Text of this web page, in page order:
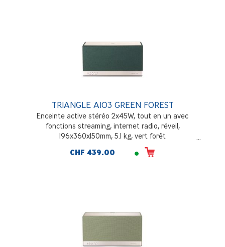
TRIANGLE AIO3 GREEN FOREST
Enceinte active stéréo 2x45W, tout en un avec
fonctions streaming, internet radio, réveil,
196x360x150mm, 5.1 kg, vert forêt
CHF 439.00